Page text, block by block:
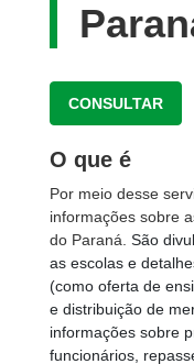
CONSULTAR
O que é
Por meio desse
informações sobre
do Paraná. São
as escolas e
(como oferta de
e distribuição de
informações sobre
funcionários,